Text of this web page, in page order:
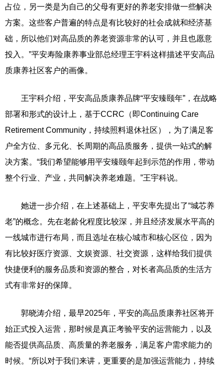
占位，另一类是为自己的父母有更好的养老安排做一些解决
方案。这些客户普遍的特点是有比较好的社会成就和经济基
础，所以他们对高品质的养老资源非常的认可，并且也愿意
投入。”平安寿险康养事业部总经理王宇科这样描述平安高品
质康养社区客户的画像。
王宇科介绍，平安高品质康养品牌“平安臻颐年”，在战略
部署和形式的设计上，基于CCRC（即Continuing Care
Retirement Community，持续照料退休社区），为了满足客
户全方位、多元化、长周期的高品质服务，提供一站式的解
决方案。“我们希望能够用平安臻颐年起到示范的作用，带动
整个行业、产业，共同解决养老难题。”王宇科说。
她进一步介绍，在上述基础上，平安率先提出了“城芯养
老”的概念。先在老龄化程度比较深，并且经济发展水平高的
一线城市进行布局，而且选址在核心城市和核心区位，因为
有比较好医疗资源、文娱资源、社交资源，这样给我们提供
快捷便利的服务品质和资源的整合，对长者高品质的生活方
式有非常好的保障。
郭晓涛介绍，最早2025年，平安的高品质康养社区将开
始正式投入运营，那时候是真正考验平安的运营能力，以及
能否提供高品质、高质量的养老服务，满足客户需求能力的
时候。“所以对于我们来讲，更重要的是加强运营能力，持续